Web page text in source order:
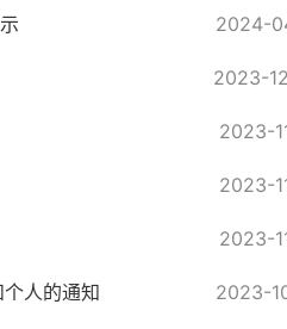
2024-
2023-
2023-
2023-
2023-
人的通知 2023-